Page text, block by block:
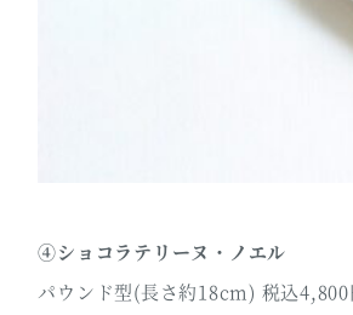
④ショコラテリーヌ・ノエル
パウンド型(長さ約18cm) 税込4,800